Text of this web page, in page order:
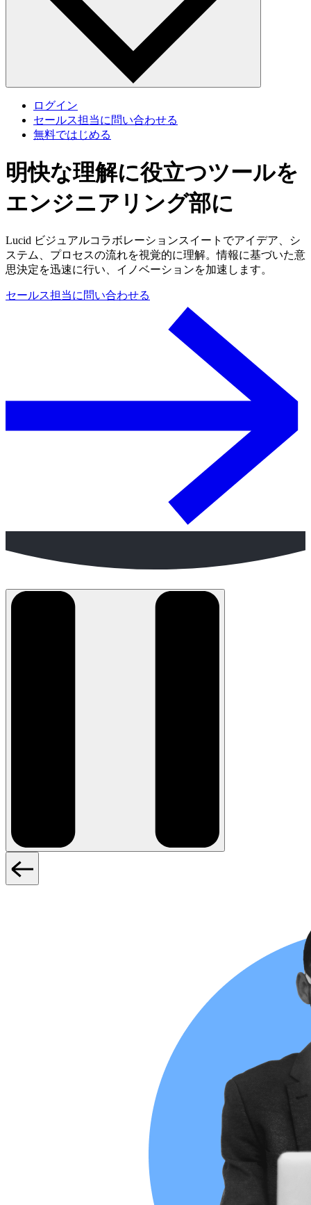
ログイン
セールス担当に問い合わせる
無料ではじめる
明快な理解に役立つツールを
エンジニアリング部に
Lucid ビジュアルコラボレーションスイートでアイデア、シ
ステム、プロセスの流れを視覚的に理解。情報に基づいた意
思決定を迅速に行い、イノベーションを加速します。
セールス担当に問い合わせる